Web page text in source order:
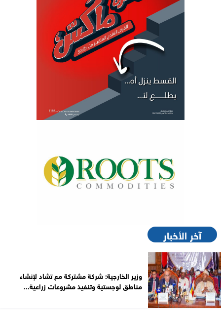
آخر الأخبار
وزير الخارجية: شركة مشتركة مع تشاد لإنشاء
مناطق لوجستية وتنفيذ مشروعات زراعية...